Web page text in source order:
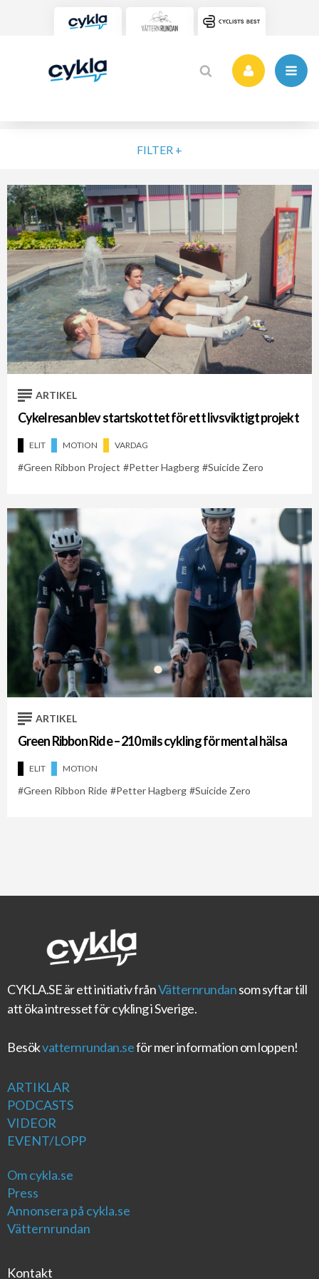
FILTER +
ELIT MOTION NYBÖRJARE
VARDAG
POPULÄRA TAGGAR
Vätternrundan
Motionslopp
Cykling
Cykelveckan 2025
MTB
Träning
Vättern Bike Games
MTB-Lopp
Cykelveckan 2021
Cykelveckan 2026
Petter Hagberg
SORTERA PÅ
RENSA
ARTIKEL
Cykelresan blev startskottet för ett livsviktigt projekt
ELIT MOTION VARDAG
Green Ribbon Project Petter Hagberg Suicide Zero
ARTIKEL
Green Ribbon Ride – 210 mils cykling för mental hälsa
ELIT MOTION
Green Ribbon Ride Petter Hagberg Suicide Zero
CYKLA.SEär ett initiativ frånVätternrundansom syftar till
att öka intresset för cykling i Sverige.
Besökvatternrundan.seför mer information om loppen!
ARTIKLAR
PODCASTS
VIDEOR
EVENT/LOPP
Om cykla.se
Press
Annonsera på cykla.se
Vätternrundan
Kontakt